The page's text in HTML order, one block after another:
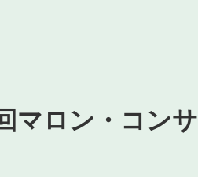
マロン・コンサ